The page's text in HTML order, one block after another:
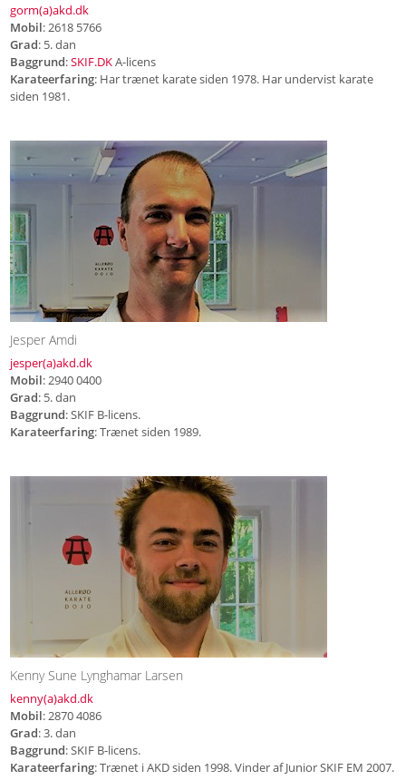
gorm(a)akd.dk
Mobil: 2618 5766
Grad: 5. dan
Baggrund:SKIF.DKA-licens
Karateerfaring: Har trænet karate siden 1978. Har undervist karate
siden 1981.
Jesper Amdi
jesper(a)akd.dk
Mobil: 2940 0400
Grad: 5. dan
Baggrund: SKIF B-licens.
Karateerfaring: Trænet siden 1989.
Kenny Sune Lynghamar Larsen
kenny(a)akd.dk
Mobil: 2870 4086
Grad: 3. dan
Baggrund: SKIF B-licens.
Karateerfaring: Trænet i AKD siden 1998. Vinder af Junior SKIF EM 2007.